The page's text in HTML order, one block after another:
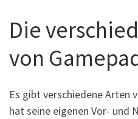
Die
von
Es gibt verschiedene Arten
hat seine eigenen Vor- und